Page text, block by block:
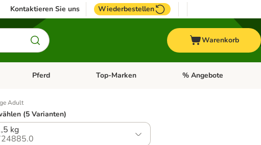
Kontaktieren Sie uns Wiederbestellen
Warenkorb
öffnen: Fisch
Kategorie-Menü öffnen: Vogel
Pferd Kategorie-Menü öffnen: Pferd
Top-Marken Kategorie-Menü öffnen:
% Angebote
Adult
(5 Varianten)
kg